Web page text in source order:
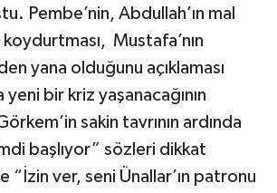
Pembe’nin, Abdullah’ın mal
Mustafa’nın
yana olduğunu açıklaması
yeni bir kriz yaşanacağının
sakin tavrının ardında
başlıyor” sözleri dikkat
“İzin ver, seni Ünallar’ın patronu